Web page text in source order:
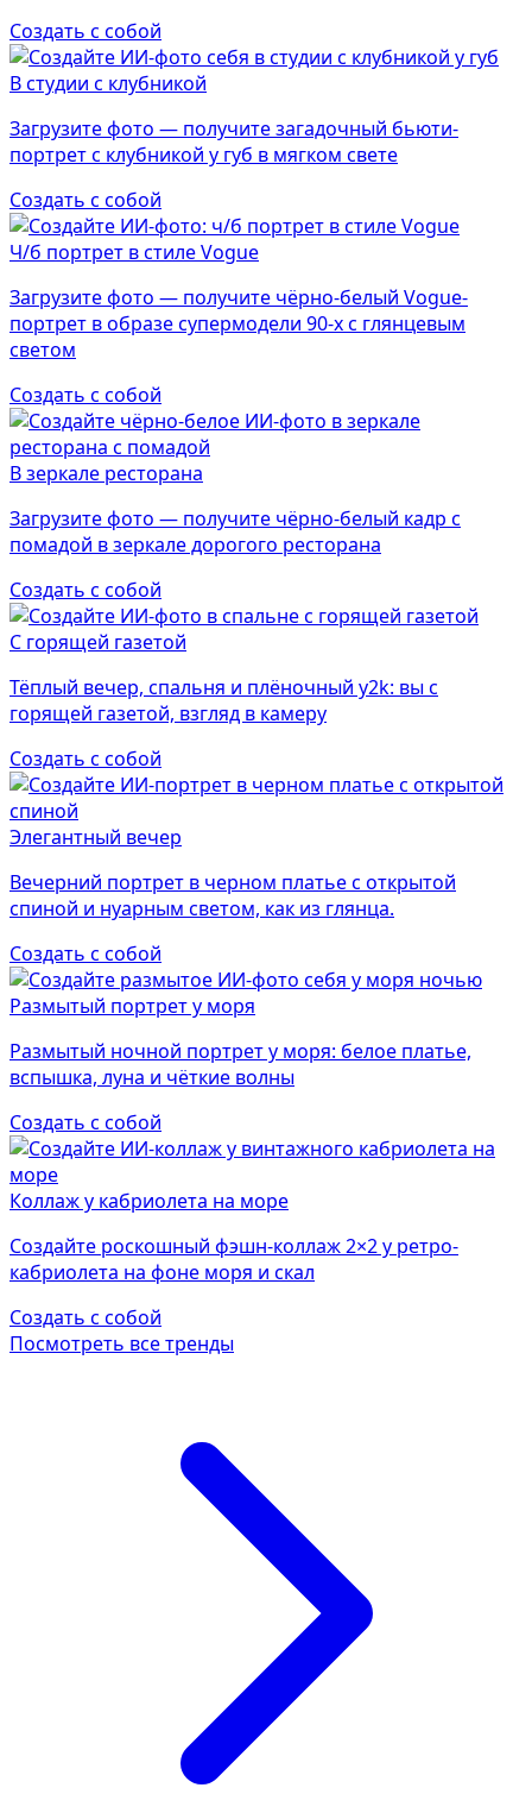
Создать с собой
В студии с клубникой
Загрузите фото — получите загадочный бьюти-
портрет с клубникой у губ в мягком свете
Создать с собой
Ч/б портрет в стиле Vogue
Загрузите фото — получите чёрно-белый Vogue-
портрет в образе супермодели 90-х с глянцевым
светом
Создать с собой
В зеркале ресторана
Загрузите фото — получите чёрно-белый кадр с
помадой в зеркале дорогого ресторана
Создать с собой
С горящей газетой
Тёплый вечер, спальня и плёночный y2k: вы с
горящей газетой, взгляд в камеру
Создать с собой
Элегантный вечер
Вечерний портрет в черном платье с открытой
спиной и нуарным светом, как из глянца.
Создать с собой
Размытый портрет у моря
Размытый ночной портрет у моря: белое платье,
вспышка, луна и чёткие волны
Создать с собой
Коллаж у кабриолета на море
Создайте роскошный фэшн-коллаж 2×2 у ретро-
кабриолета на фоне моря и скал
Создать с собой
Посмотреть все тренды